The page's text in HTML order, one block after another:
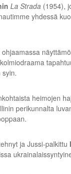
La Strada (1954),
yhdessä
syin.
heimojen
perikunnalta
ja Jussi-palkittu